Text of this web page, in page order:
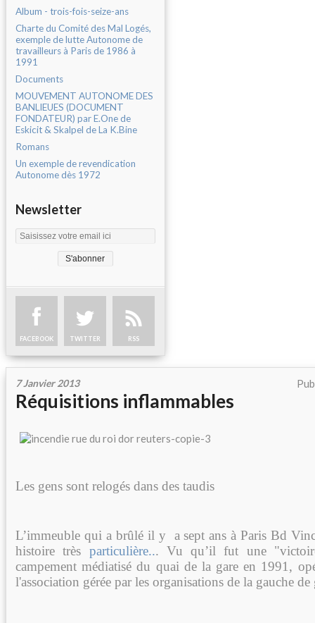
Album - trois-fois-seize-ans
Charte du Comité des Mal Logés,
exemple de lutte Autonome de
travailleurs à Paris de 1986 à
1991
Documents
MOUVEMENT AUTONOME DES
BANLIEUES (DOCUMENT
FONDATEUR) par E.One de
Eskicit & Skalpel de La K.Bine
Romans
Un exemple de revendication
Autonome dès 1972
Newsletter
FACEBOOK TWITTER RSS
7 Janvier 2013
Réquisitions inflammables
Les gens sont relogés dans des taudis
L’immeuble qui a brûlé il y a sept ans à Paris Bd
histoire très particulière... Vu qu’il fut une
campement médiatisé du quai de la gare en 1991,
l'association gérée par les organisations de la gauche